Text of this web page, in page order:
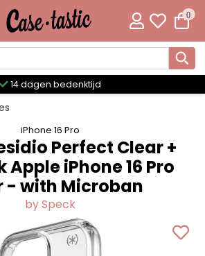
0
dan 300 unieke designs
iPhone 16 Pro
Perfect Clear +
Apple iPhone 16 Pro
- with Microban
by Speck